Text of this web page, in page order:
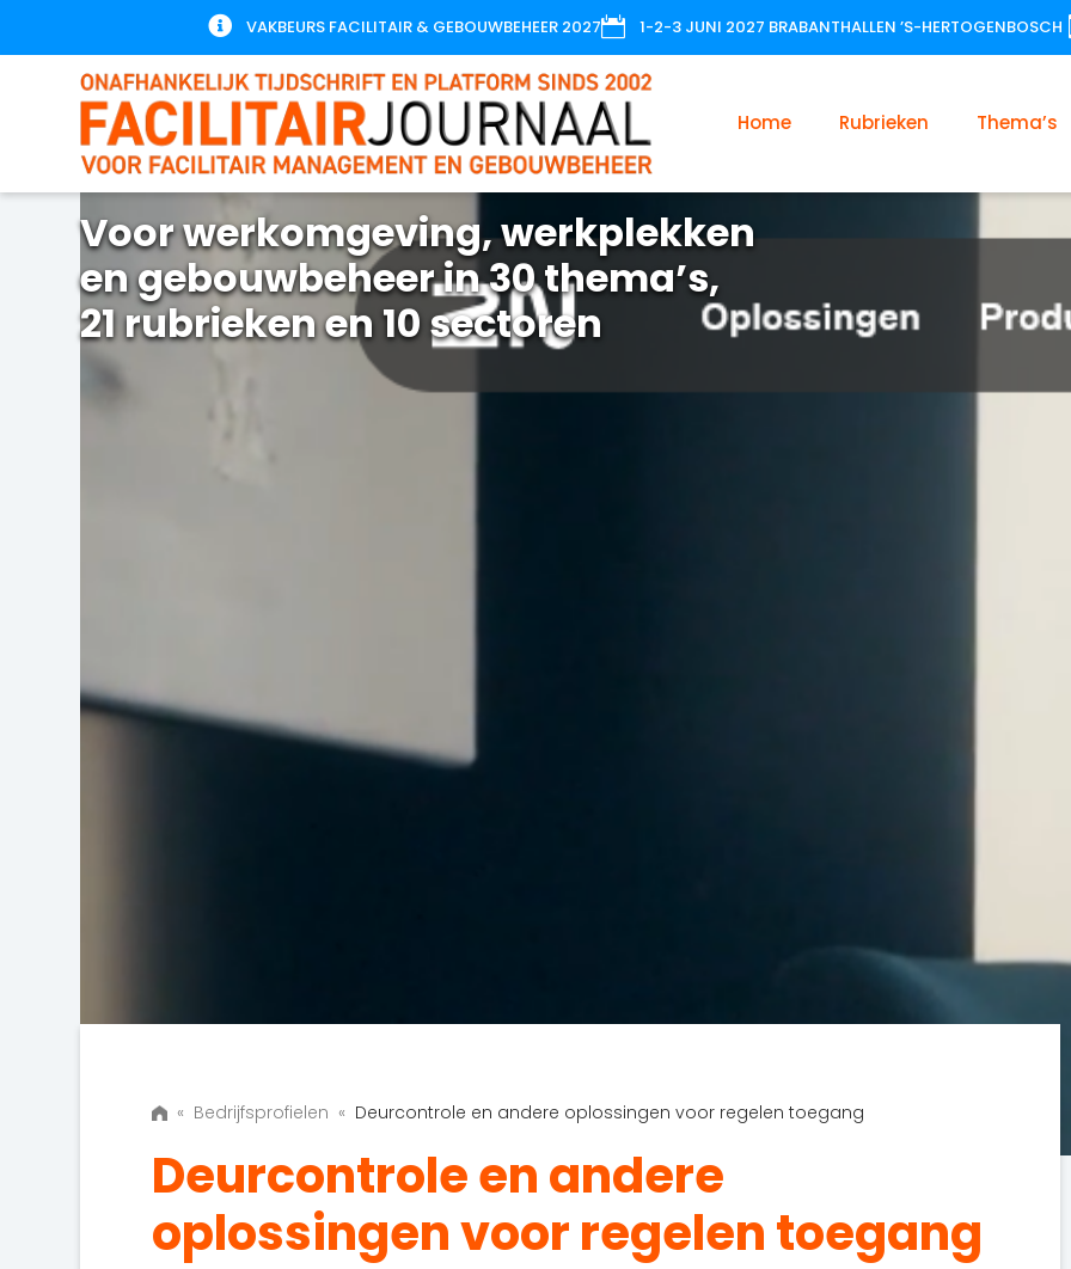
 VAKBEURS FACILITAIR & GEBOUWBEHEER 2027 1-2-3 JUNI 2027 BRABANTHALLEN ’S-HERTOGENBOSCH
Home Rubrieken Thema’s
Voor werkomgeving, werkplekken
en gebouwbeheer in 30 thema’s,
21 rubrieken en 10 sectoren
« Bedrijfsprofielen « Deurcontrole en andere oplossingen voor regelen toegang
Deurcontrole en andere
oplossingen voor regelen toegang